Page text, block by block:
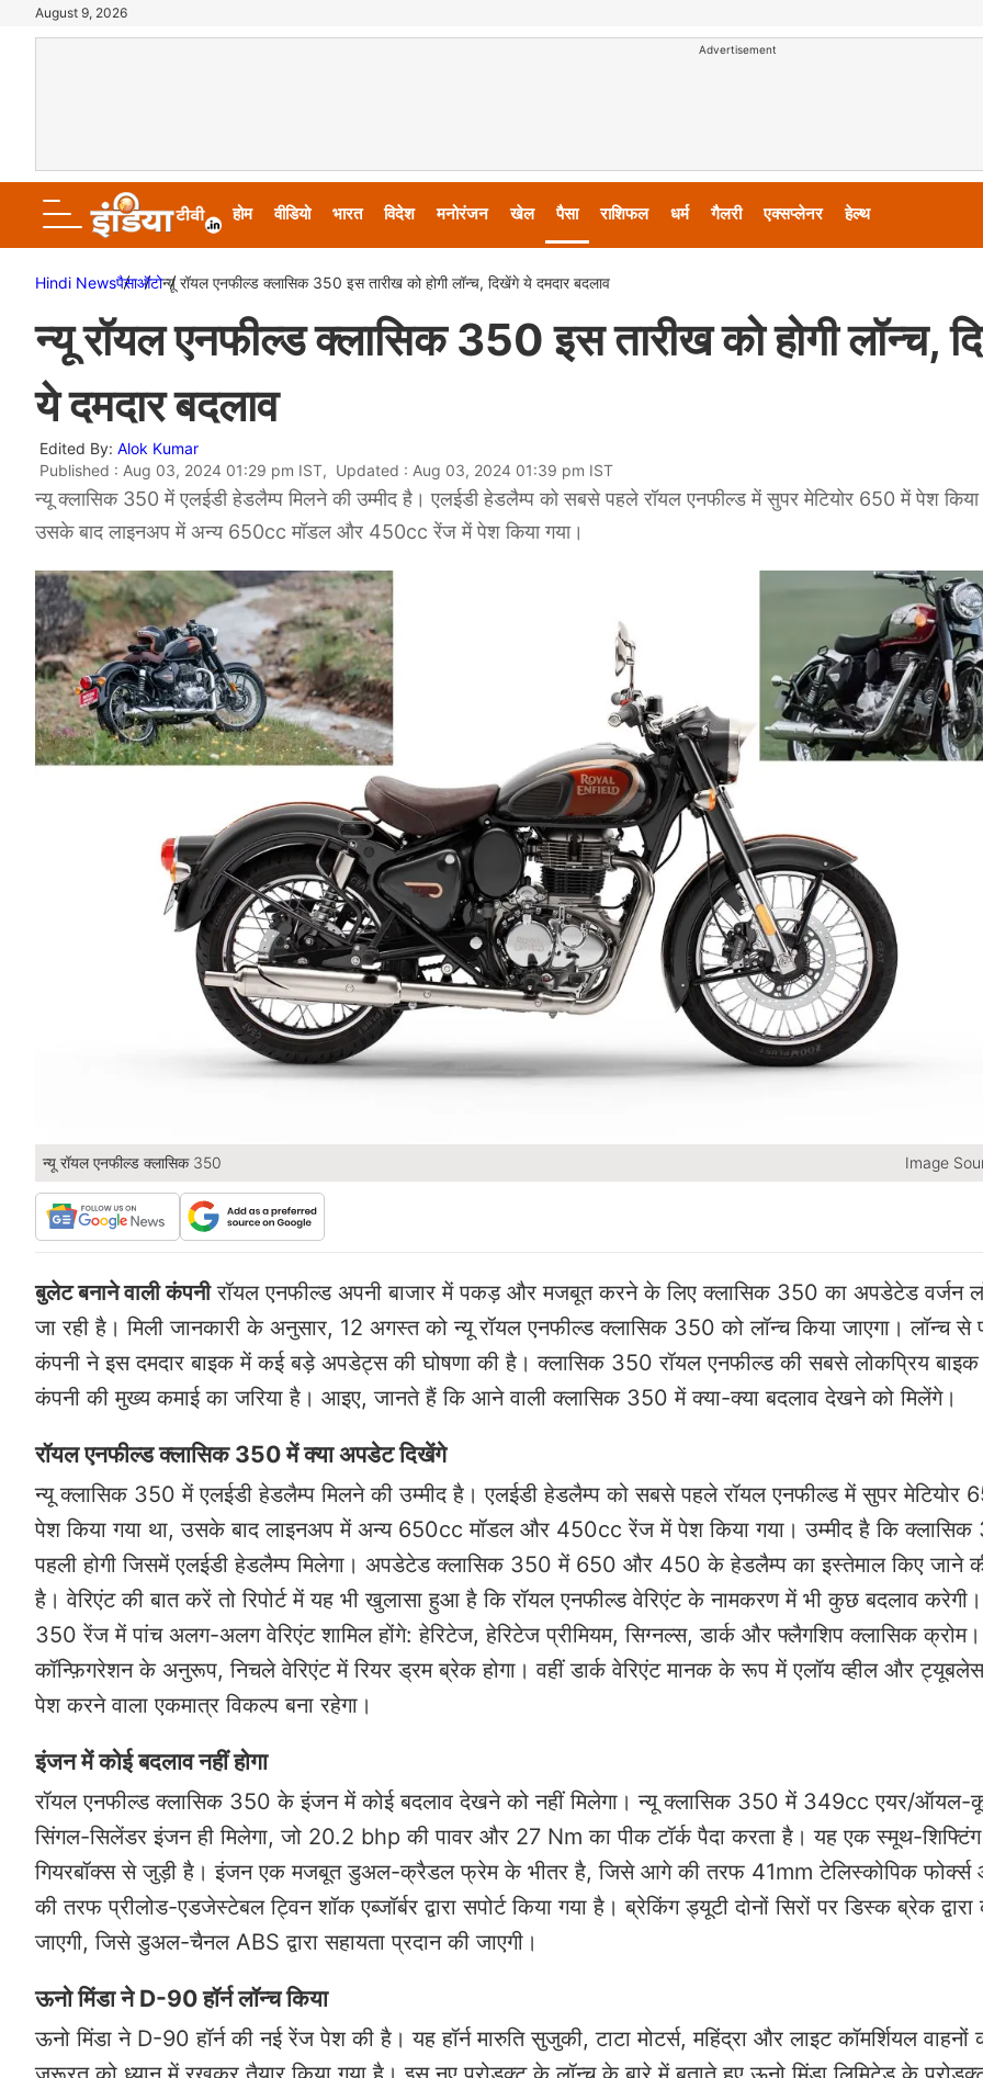
August 9, 2026
Advertisement
होम वीडियो भारत विदेश मनोरंजन खेल पैसा राशिफल धर्म गैलरी एक्सप्लेनर हेल्थ
Hindi Newsपैसाऑटोन्यू रॉयल एनफील्ड क्लासिक 350 इस तारीख को होगी लॉन्च, दिखेंगे ये दमदार बदलाव
न्यू रॉयल एनफील्ड क्लासिक 350 इस तारीख को होगी लॉन्च,
ये दमदार बदलाव
Edited By: Alok Kumar
Published : Aug 03, 2024 01:29 pm IST, Updated : Aug 03, 2024 01:39 pm IST
न्यू क्लासिक 350 में एलईडी हेडलैम्प मिलने की उम्मीद है। एलईडी हेडलैम्प को सबसे पहले रॉयल एनफील्ड में सुपर मेटियोर 650 में पेश किया
उसके बाद लाइनअप में अन्य 650cc मॉडल और 450cc रेंज में पेश किया गया।
न्यू रॉयल एनफील्ड क्लासिक 350 Image
बुलेट बनाने वाली कंपनीरॉयल एनफील्ड अपनी बाजार में पकड़ और मजबूत करने के लिए क्लासिक 350 का अपडेटेड वर्जन
जा रही है। मिली जानकारी के अनुसार, 12 अगस्त को न्यू रॉयल एनफील्ड क्लासिक 350 को लॉन्च किया जाएगा। लॉन्च से
कंपनी ने इस दमदार बाइक में कई बड़े अपडेट्स की घोषणा की है। क्लासिक 350 रॉयल एनफील्ड की सबसे लोकप्रिय
कंपनी की मुख्य कमाई का जरिया है। आइए, जानते हैं कि आने वाली क्लासिक 350 में क्या-क्या बदलाव देखने को मिलेंगे।
रॉयल एनफील्ड क्लासिक 350 में क्या अपडेट दिखेंगे
न्यू क्लासिक 350 में एलईडी हेडलैम्प मिलने की उम्मीद है। एलईडी हेडलैम्प को सबसे पहले रॉयल एनफील्ड में सुपर मेटियोर
पेश किया गया था, उसके बाद लाइनअप में अन्य 650cc मॉडल और 450cc रेंज में पेश किया गया। उम्मीद है कि
पहली होगी जिसमें एलईडी हेडलैम्प मिलेगा। अपडेटेड क्लासिक 350 में 650 और 450 के हेडलैम्प का इस्तेमाल किए जाने
है। वेरिएंट की बात करें तो रिपोर्ट में यह भी खुलासा हुआ है कि रॉयल एनफील्ड वेरिएंट के नामकरण में भी कुछ बदलाव
350 रेंज में पांच अलग-अलग वेरिएंट शामिल होंगे: हेरिटेज, हेरिटेज प्रीमियम, सिग्नल्स, डार्क और फ्लैगशिप क्लासिक क्रोम।
कॉन्फ़िगरेशन के अनुरूप, निचले वेरिएंट में रियर ड्रम ब्रेक होगा। वहीं डार्क वेरिएंट मानक के रूप में एलॉय व्हील और
पेश करने वाला एकमात्र विकल्प बना रहेगा।
इंजन में कोई बदलाव नहीं होगा
रॉयल एनफील्ड क्लासिक 350 के इंजन में कोई बदलाव देखने को नहीं मिलेगा। न्यू क्लासिक 350 में 349cc एयर/ऑयल-
सिंगल-सिलेंडर इंजन ही मिलेगा, जो 20.2 bhp की पावर और 27 Nm का पीक टॉर्क पैदा करता है। यह एक स्मूथ-
गियरबॉक्स से जुड़ी है। इंजन एक मजबूत डुअल-क्रैडल फ्रेम के भीतर है, जिसे आगे की तरफ 41mm टेलिस्कोपिक फोर्क्स
की तरफ प्रीलोड-एडजेस्टेबल ट्विन शॉक एब्जॉर्बर द्वारा सपोर्ट किया गया है। ब्रेकिंग ड्यूटी दोनों सिरों पर डिस्क ब्रेक द्वारा
जाएगी, जिसे डुअल-चैनल ABS द्वारा सहायता प्रदान की जाएगी।
ऊनो मिंडा ने D-90 हॉर्न लॉन्च किया
ऊनो मिंडा ने D-90 हॉर्न की नई रेंज पेश की है। यह हॉर्न मारुति सुजुकी, टाटा मोटर्स, महिंद्रा और लाइट कॉमर्शियल वाहनों